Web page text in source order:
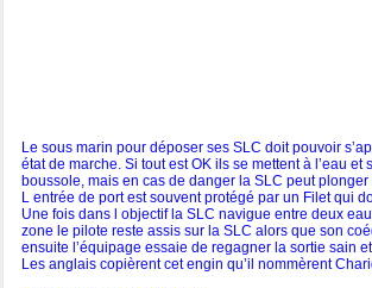
Le sous marin pour déposer ses SLC doit pouvoir
état de marche. Si tout est OK ils se mettent à l’eau
boussole, mais en cas de danger la SLC peut
L entrée de port est souvent protégé par un Filet qui
Une fois dans l objectif la SLC navigue entre deux
zone le pilote reste assis sur la SLC alors que son
ensuite l’équipage essaie de regagner la sortie sain
Les anglais copièrent cet engin qu’il nommèrent